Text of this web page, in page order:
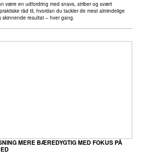
være en udfordring med snavs, striber og svært
råd til, hvordan du tackler de mest almindelige
resultat – hver gang.
MERE BÆREDYGTIG MED FOKUS PÅ